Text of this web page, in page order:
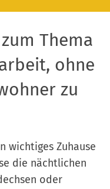
Thema
ohne
zu
wichtiges Zuhause
die nächtlichen
oder